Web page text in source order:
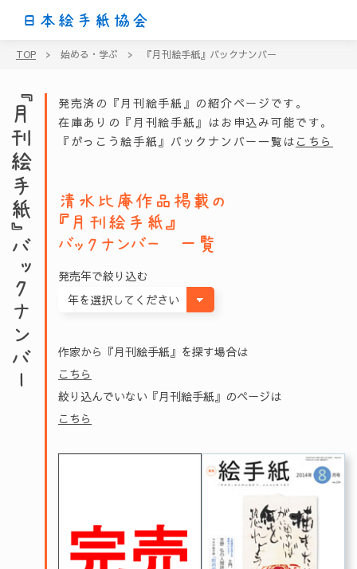
日本絵手紙協会
TOP > 始める・学ぶ > 『月刊絵手紙』バックナンバー
『月刊絵手紙』バックナンバー
発売済の『月刊絵手紙』の紹介ページです。
在庫ありの『月刊絵手紙』はお申込み可能です。
『がっこう絵手紙』バックナンバー一覧は こちら
清水比庵作品掲載の
『月刊絵手紙』
バックナンバー 一覧
発売年で絞り込む
作家から『月刊絵手紙』を探す場合は
こちら
絞り込んでいない『月刊絵手紙』のページは
こちら